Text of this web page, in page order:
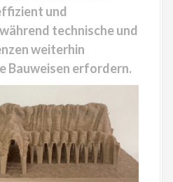
und
technische und
weiterhin
Bauweisen erfordern.